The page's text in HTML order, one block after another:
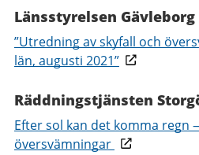
Länsstyrelsen Gävleborg
”Utredning av skyfall och
län, augusti 2021”
Räddningstjänsten
Efter sol kan det komma regn
översvämningar